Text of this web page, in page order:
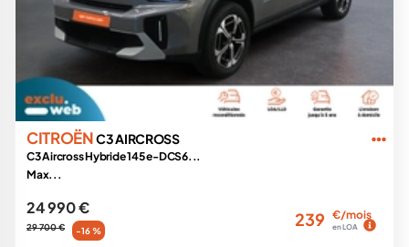
CITROËNC3 AIRCROSS
C3 Aircross Hybride 145 e-DCS6...
Max...
24 990 €
29 700 € -16 %
239 €/mois
en LOA